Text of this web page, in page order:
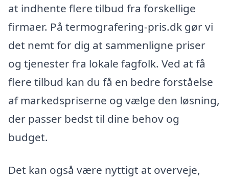
at indhente flere tilbud fra forskellige
firmaer. På termografering-pris.dk gør vi
det nemt for dig at sammenligne priser
og tjenester fra lokale fagfolk. Ved at få
flere tilbud kan du få en bedre forståelse
af markedspriserne og vælge den løsning,
der passer bedst til dine behov og
budget.
Det kan også være nyttigt at overveje,